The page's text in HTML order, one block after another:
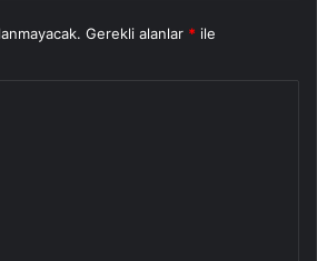
Gerekli alanlar * ile